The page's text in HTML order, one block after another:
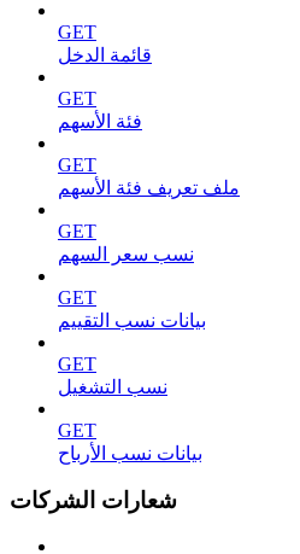
GET
قائمة الدخل
GET
فئة الأسهم
GET
ملف تعريف فئة الأسهم
GET
نسب سعر السهم
GET
بيانات نسب التقييم
GET
نسب التشغيل
GET
بيانات نسب الأرباح
شعارات الشركات